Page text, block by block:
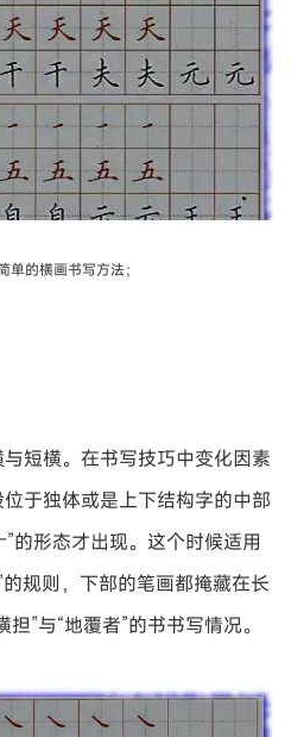
单的横画书写方法；
短横。在书写技巧中变化因素
于独体或是上下结构字的中部
”的形态才出现。这个时候适用
规则，下部的笔画都掩藏在长
”与“地覆者”的书书写情况。